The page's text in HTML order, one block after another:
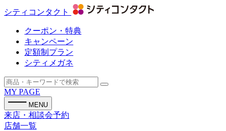
シティコンタクト
クーポン・特典
キャンペーン
定額制プラン
シティメガネ
MY PAGE
MENU
来店・相談会予約
店舗一覧